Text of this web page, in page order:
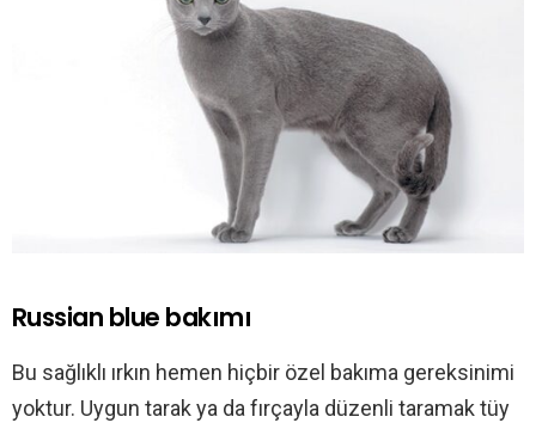
Russian blue bakımı
Bu sağlıklı ırkın hemen hiçbir özel bakıma gereksinimi
yoktur. Uygun tarak ya da fırçayla düzenli taramak tüy